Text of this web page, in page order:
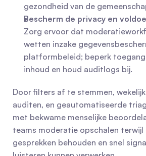
gezondheid van de
Bescherm de privacy en
Zorg ervoor dat
wetten inzake
platformbeleid; beperk
inhoud en houd auditlogs bij.
Door filters af te stemmen,
auditen, en geautomatiseerde
met bekwame menselijke
teams moderatie opschalen terwijl
gesprekken behouden en snel